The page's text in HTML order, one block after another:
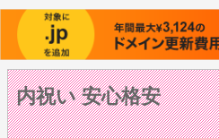
内祝い 安心格安